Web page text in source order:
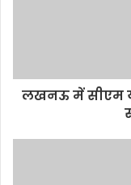
लखनऊ में सीएम